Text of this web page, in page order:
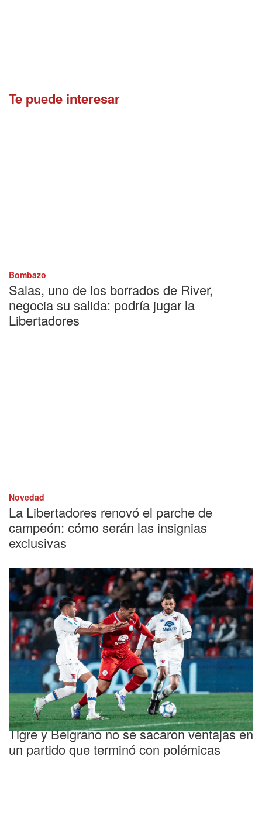
Te puede interesar
Bombazo
Salas, uno de los borrados de River,
negocia su salida: podría jugar la
Libertadores
Novedad
La Libertadores renovó el parche de
campeón: cómo serán las insignias
exclusivas
Fecha pendiente
Tigre y Belgrano no se sacaron ventajas en
un partido que terminó con polémicas